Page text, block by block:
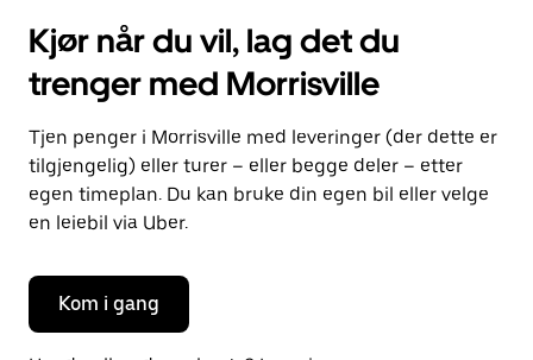
Kjør når du vil, lag det du
trenger med Morrisville
Tjen penger i Morrisville med leveringer (der dette er
tilgjengelig) eller turer – eller begge deler – etter
egen timeplan. Du kan bruke din egen bil eller velge
en leiebil via Uber.
Kom i gang